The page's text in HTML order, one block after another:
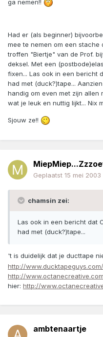
ga nemen!!
Had er (als beginner)
mee te nemen om een stache
troffen "Biertje" van de Prof.
deksel. Met een
fixen... Las ook in een bericht
had met (duck?)tape...
handig om even met zijn allen
wat je leuk en nuttig lijkt... Nix
Sjouw ze!!
Geplaatst 15 mei 2003
chamsin zei:
Las ook in een bericht dat
had met (duck?)tape...
't is duidelijk dat je ducttape
http://www.ducktapeguys.com/
http://
hier: http://
ambtenaartje